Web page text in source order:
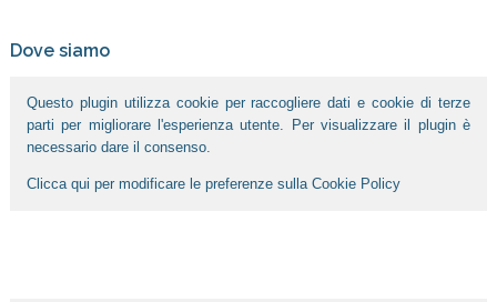
Dove siamo
Questo plugin utilizza cookie per raccogliere dati e cookie di terze
parti per migliorare l'esperienza utente. Per visualizzare il plugin è
necessario dare il consenso.
Clicca qui per modificare le preferenze sulla Cookie Policy